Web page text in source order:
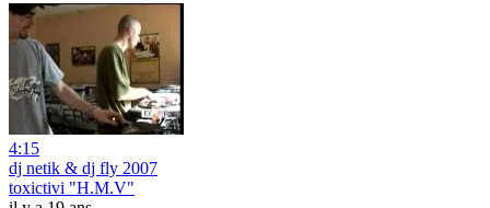
4:15
dj netik & dj fly 2007
toxictivi "H.M.V"